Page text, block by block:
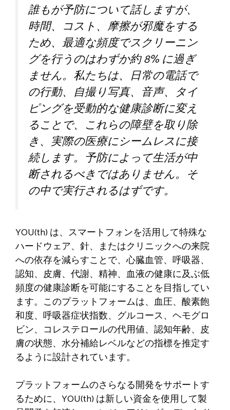
誰もが予防について話しますが、
時間、コスト、摩擦が邪魔をする
ため、最適な頻度でスクリーニン
グを行うのはわずか約 8% に過ぎ
ません。私たちは、日常の電話で
の行動、自撮り写真、音声、タイ
ピングを受動的な健康診断に変え
ることで、これらの障壁を取り除
き、実際の医療にシームレスに接
続します。予防によって生活が中
断されるべきではありません。そ
の中で実行されるはずです。
YOU(th) は、スマートフォンを活用して特殊な
ハードウェア、針、またはクリニックへの来院
への依存を減らすことで、心臓血管、呼吸器、
認知、皮膚、代謝、精神、血液の健康に及ぶ低
頻度の健康診断を可能にすることを目指してい
ます。このプラットフォームは、血圧、酸素飽
和度、呼吸器症状指数、グルコース、ヘモグロ
ビン、コレステロールの代用値、認知年齢、皮
膚の状態、水分補給レベルなどの指標を推定す
るように設計されています。
プラットフォームのさらなる開発をサポートす
るために、YOU(th) は新しい資金を使用して製